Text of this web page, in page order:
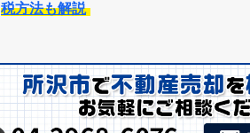
税方法も解説